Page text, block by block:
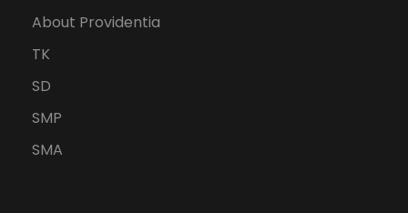
About Providentia
TK
SD
SMP
SMA